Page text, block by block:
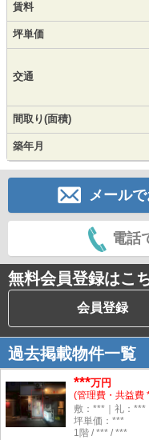
賃料
坪単価
交通
間取り(面積)
築年月
メール
電話
無料会員登録はこ
会員登録
過去掲載物件一覧
***万円
(管理費・共益費
敷：***｜礼：***
坪単価：***
1階 / *** / ***